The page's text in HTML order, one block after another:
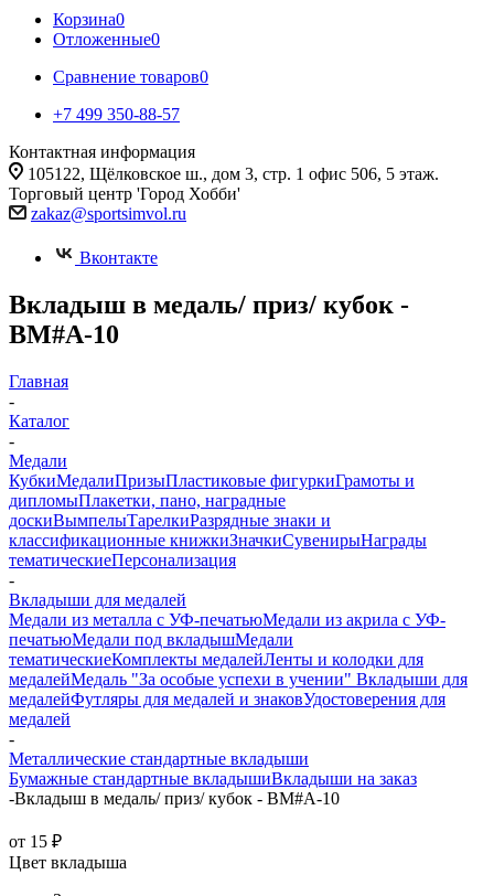
Корзина0
Отложенные0
Сравнение товаров0
+7 499 350-88-57
Контактная информация
105122, Щёлковское ш., дом 3, стр. 1 офис 506, 5 этаж.
Торговый центр 'Город Хобби'
zakaz@sportsimvol.ru
Вконтакте
Вкладыш в медаль/ приз/ кубок -
BM#A-10
Главная
-
Каталог
-
Медали
КубкиМедалиПризыПластиковые фигуркиГрамоты и
дипломыПлакетки, пано, наградные
доскиВымпелыТарелкиРазрядные знаки и
классификационные книжкиЗначкиСувенирыНаграды
тематическиеПерсонализация
-
Вкладыши для медалей
Медали из металла с УФ-печатьюМедали из акрила с УФ-
печатьюМедали под вкладышМедали
тематическиеКомплекты медалейЛенты и колодки для
медалейМедаль "За особые успехи в учении" Вкладыши для
медалейФутляры для медалей и знаковУдостоверения для
медалей
-
Металлические стандартные вкладыши
Бумажные стандартные вкладышиВкладыши на заказ
-Вкладыш в медаль/ приз/ кубок - BM#A-10
от 15 ₽
Цвет вкладыша